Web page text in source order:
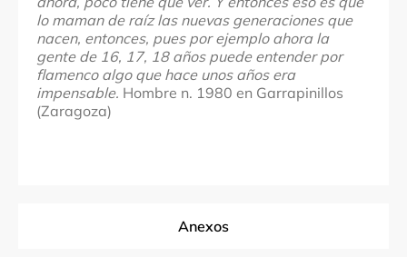
lo maman de raíz las nuevas generaciones que
nacen, entonces, pues por ejemplo ahora la
gente de 16, 17, 18 años puede entender por
flamenco algo que hace unos años era
impensable. Hombre n. 1980 en Garrapinillos
(Zaragoza)
Anexos